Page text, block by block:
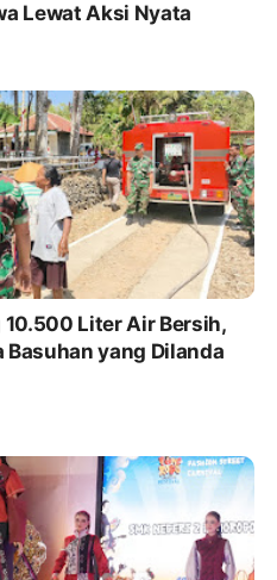
Lewat Aksi Nyata
Liter Air Bersih,
Basuhan yang Dilanda